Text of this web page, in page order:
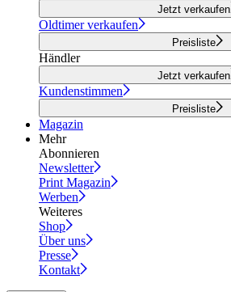
Jetzt verkaufen
Oldtimer verkaufen
Preisliste
Händler
Jetzt verkaufen
Kundenstimmen
Preisliste
Magazin
Mehr
Abonnieren
Newsletter
Print Magazin
Werben
Weiteres
Shop
Über uns
Presse
Kontakt